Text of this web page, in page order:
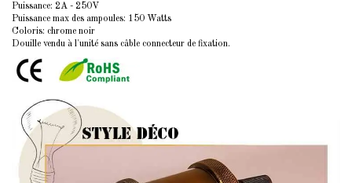
Puissance: 2A - 250V
Puissance max des ampoules: 150 Watts
Coloris: chrome noir
Douille vendu à l'unité sans câble connecteur de fixation.